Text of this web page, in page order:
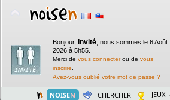
Bonjour, Invité nous sommes le 6 Août
2026 à 5h55.
Merci de vous connecterou de vous
inscrire
Avez-vous oublié votre mot de passe ?
NOISEN CHERCHER JEUX